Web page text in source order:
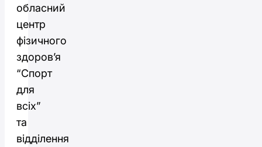
обласний
центр
фізичного
здоров’я
“Спорт
для
всіх”
та
відділення